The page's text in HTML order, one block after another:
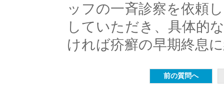
ッフの一斉診察を依頼
していただき、具体的
ければ疥癬の早期終息